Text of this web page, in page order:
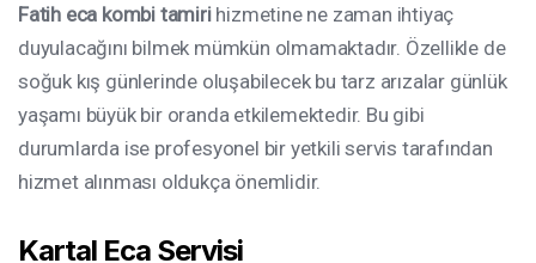
Fatih eca kombi tamiri hizmetine ne zaman ihtiyaç
duyulacağını bilmek mümkün olmamaktadır. Özellikle de
soğuk kış günlerinde oluşabilecek bu tarz arızalar günlük
yaşamı büyük bir oranda etkilemektedir. Bu gibi
durumlarda ise profesyonel bir yetkili servis tarafından
hizmet alınması oldukça önemlidir.
Kartal Eca Servisi